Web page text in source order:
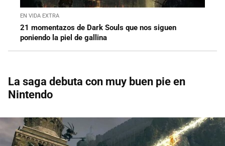
EN VIDA EXTRA
21 momentazos de Dark Souls que nos siguen
poniendo la piel de gallina
La saga debuta con muy buen pie en
Nintendo